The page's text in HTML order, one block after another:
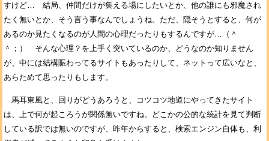
すけど… 結局、仲間だけが集える場にしたいとか、他の誰にも邪魔され
たく無いとか、そう言う事なんでしょうね。ただ、隠そうとすると、何が
あるのか見たくなるのが人間の心理だったりもするんですが…（＾
＾；） そんな心理？を上手く突いているのか、どうなのか知りません
が、中には結構賑わってるサイトもあったりして、ネットって広いなと、
あらためて思ったりもします。
馬耳東風と、回りがどうあろうと、コツコツ地道にやってきたサイト
は、上で何が起ころうが関係無いですね。どこかの公的な統計を見て判断
している訳では無いのですが、昨年からすると、検索エンジン自体も、利